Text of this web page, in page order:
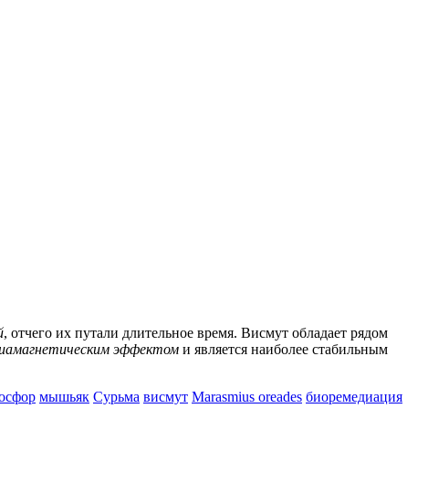
, отчего их путали длительное время. Висмут обладает рядом
эффектом и является наиболее стабильным
мышьяк Сурьма висмут Marasmius oreades биоремедиация